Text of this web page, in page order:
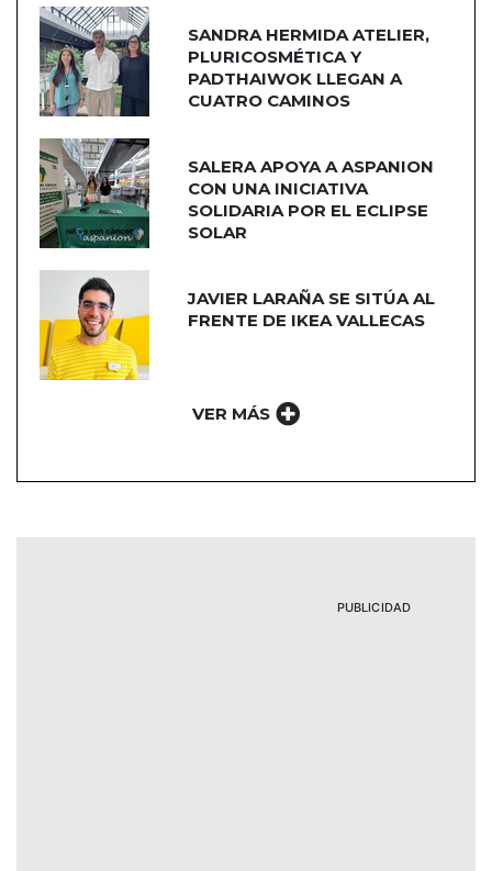
SANDRA HERMIDA ATELIER,
PLURICOSMÉTICA Y
PADTHAIWOK LLEGAN A
CUATRO CAMINOS
SALERA APOYA A ASPANION
CON UNA INICIATIVA
SOLIDARIA POR EL ECLIPSE
SOLAR
JAVIER LARAÑA SE SITÚA AL
FRENTE DE IKEA VALLECAS
VER MÁS
PUBLICIDAD